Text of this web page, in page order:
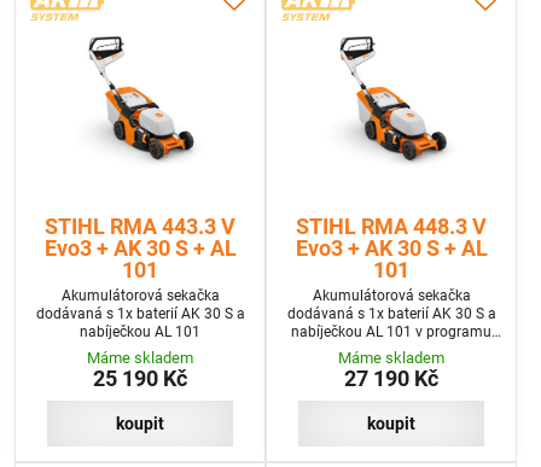
STIHL RMA 443.3 V
Evo3 + AK 30 S + AL
101
Akumulátorová sekačka
dodávaná s 1x baterií AK 30 S a
nabíječkou AL 101
Máme skladem
25 190 Kč
koupit
STIHL RMA 448.3 V
Evo3 + AK 30 S + AL
101
Akumulátorová sekačka
dodávaná s 1x baterií AK 30 S a
nabíječkou AL 101 v programu
SET
Máme skladem
27 190 Kč
koupit